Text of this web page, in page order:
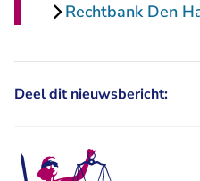
Rechtbank Den
Deel dit nieuwsbericht: